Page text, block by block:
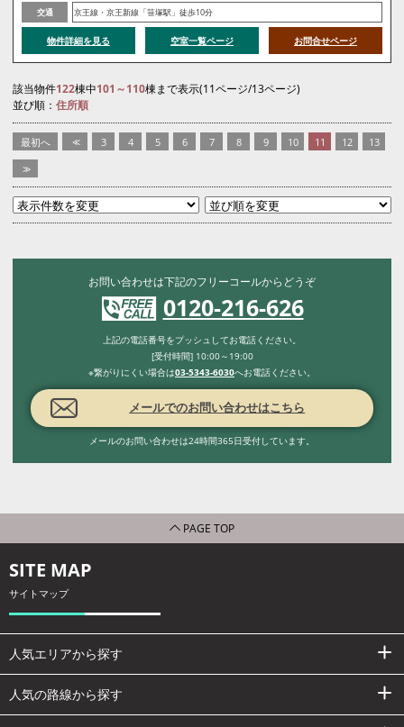
交通
京王線・京王新線「笹塚駅」徒歩10分
物件詳細を見る 空室一覧ページ お問合せページ
該当物件122棟中101～110棟まで表示(11ページ/13ページ)
並び順： 住所順
最初へ << 3 4 5 6 7 8 9 10 11 12
13
>>
お問い合わせは下記のフリーコールからどうぞ
0120-216-626
上記の電話番号をプッシュしてお電話ください。
[受付時間] 10:00～19:00
※繋がりにくい場合は03-5343-6030へお電話ください。
メールでのお問い合わせはこちら
メールのお問い合わせは24時間365日受付しています。
PAGE TOP
SITE MAP
サイトマップ
人気エリアから探す
人気の路線から探す